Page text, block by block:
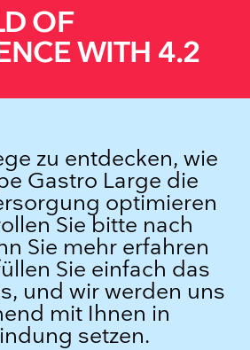
OF
WITH 4.2
zu entdecken, wie
Gastro Large die
optimieren
Sie bitte nach
Sie mehr erfahren
Sie einfach das
und wir werden uns
mit Ihnen in
setzen.